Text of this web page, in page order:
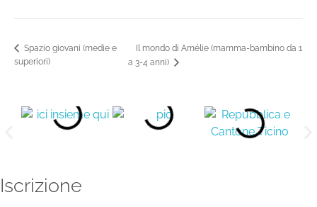
Spazio giovani (medie e
superiori)
Il mondo di Amélie (mamma-bambino da 1
a 3-4 anni)
Iscrizione